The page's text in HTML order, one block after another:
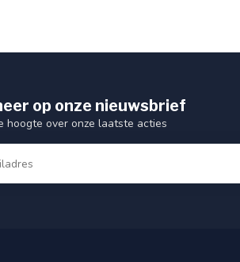
op onze nieuwsbrief
hoogte over onze laatste acties